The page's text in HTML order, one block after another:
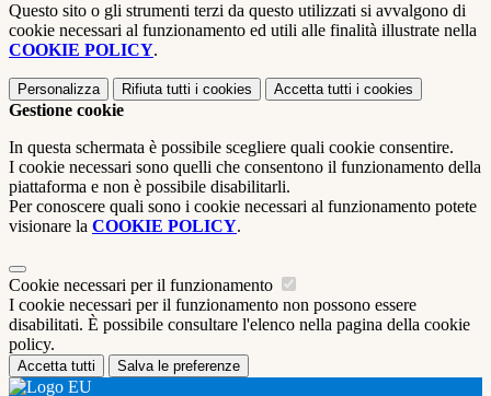
Questo sito o gli strumenti terzi da questo utilizzati si avvalgono di
cookie necessari al funzionamento ed utili alle finalità illustrate nella
COOKIE POLICY.
Personalizza Rifiuta tutti i cookies Accetta tutti i cookies
Gestione cookie
In questa schermata è possibile scegliere quali cookie consentire.
I cookie necessari sono quelli che consentono il funzionamento della
piattaforma e non è possibile disabilitarli.
Per conoscere quali sono i cookie necessari al funzionamento potete
visionare la COOKIE POLICY.
Cookie necessari per il funzionamento
I cookie necessari per il funzionamento non possono essere
disabilitati. È possibile consultare l'elenco nella pagina della cookie
policy.
Accetta tutti Salva le preferenze